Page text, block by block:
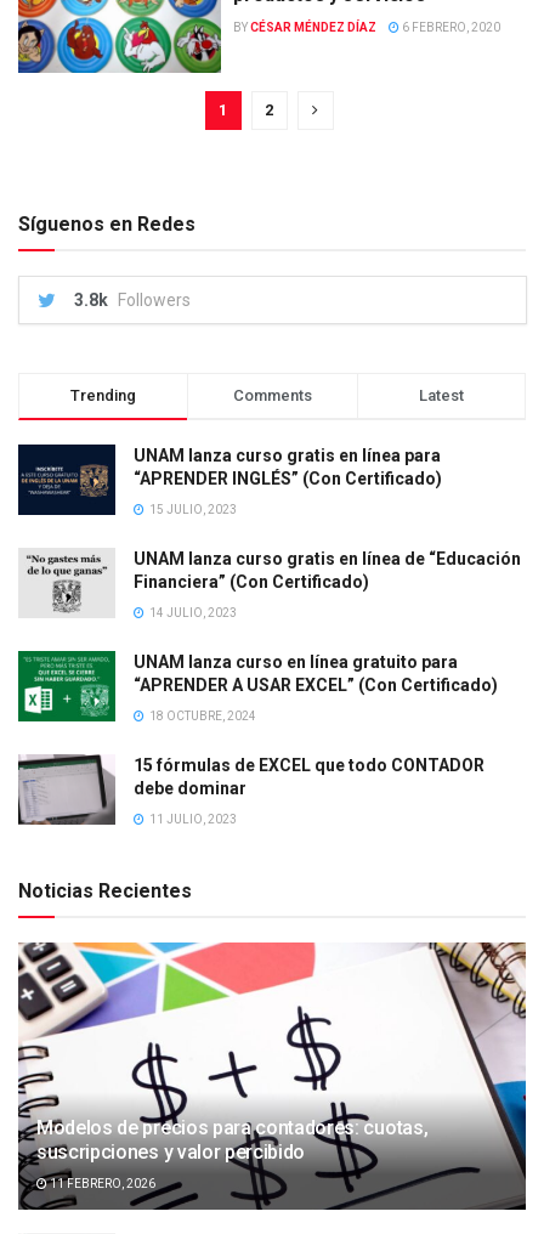
BYCÉSAR MÉNDEZ DÍAZ 6 FEBRERO, 2020
1 2
Síguenos en Redes
3.8k Followers
Trending Comments Latest
UNAM lanza curso gratis en línea para
“APRENDER INGLÉS” (Con Certificado)
15 JULIO, 2023
UNAM lanza curso gratis en línea de “Educación
Financiera” (Con Certificado)
14 JULIO, 2023
UNAM lanza curso en línea gratuito para
“APRENDER A USAR EXCEL” (Con Certificado)
18 OCTUBRE, 2024
15 fórmulas de EXCEL que todo CONTADOR
debe dominar
11 JULIO, 2023
Noticias Recientes
Modelos de precios para contadores: cuotas,
suscripciones y valor percibido
11 FEBRERO, 2026